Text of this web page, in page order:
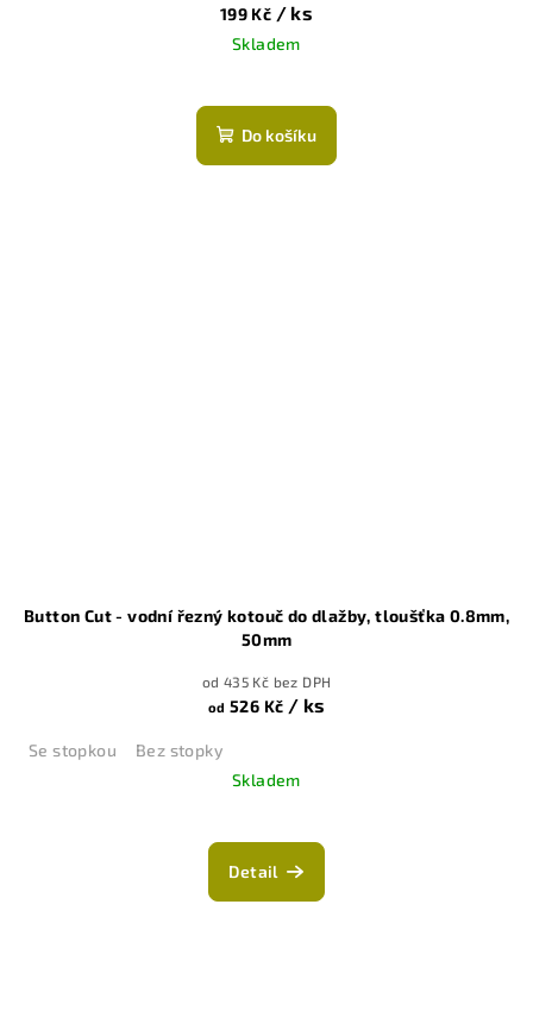
199 Kč / ks
Skladem
Do košíku
Button Cut - vodní řezný kotouč do dlažby, tloušťka 0.8mm,
50mm
od 435 Kč bez DPH
od 526 Kč / ks
Se stopkou
Bez stopky
Skladem
hodnocení
produktu
Detail